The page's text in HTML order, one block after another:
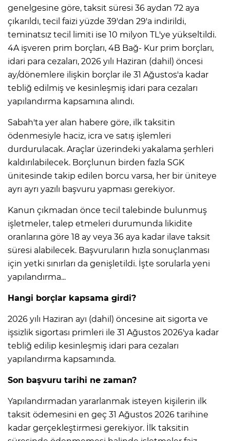
genelgesine göre, taksit süresi 36 aydan 72 aya
çıkarıldı, tecil faizi yüzde 39'dan 29'a indirildi,
teminatsız tecil limiti ise 10 milyon TL'ye yükseltildi.
4A işveren prim borçları, 4B Bağ- Kur prim borçları,
idari para cezaları, 2026 yılı Haziran (dahil) öncesi
ay/dönemlere ilişkin borçlar ile 31 Ağustos'a kadar
tebliğ edilmiş ve kesinleşmiş idari para cezaları
yapılandırma kapsamına alındı.
Sabah'ta yer alan habere göre, ilk taksitin
ödenmesiyle haciz, icra ve satış işlemleri
durdurulacak. Araçlar üzerindeki yakalama şerhleri
kaldırılabilecek. Borçlunun birden fazla SGK
ünitesinde takip edilen borcu varsa, her bir üniteye
ayrı ayrı yazılı başvuru yapması gerekiyor.
Kanun çıkmadan önce tecil talebinde bulunmuş
işletmeler, talep etmeleri durumunda likidite
oranlarına göre 18 ay veya 36 aya kadar ilave taksit
süresi alabilecek. Başvuruların hızla sonuçlanması
için yetki sınırları da genişletildi. İşte sorularla yeni
yapılandırma...
Hangi borçlar kapsama girdi?
2026 yılı Haziran ayı (dahil) öncesine ait sigorta ve
işsizlik sigortası primleri ile 31 Ağustos 2026'ya kadar
tebliğ edilip kesinleşmiş idari para cezaları
yapılandırma kapsamında.
Son başvuru tarihi ne zaman?
Yapılandırmadan yararlanmak isteyen kişilerin ilk
taksit ödemesini en geç 31 Ağustos 2026 tarihine
kadar gerçekleştirmesi gerekiyor. İlk taksitin